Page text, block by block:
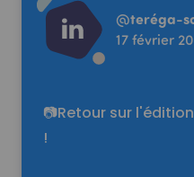
@teréga-
17 février
📷Retour sur
!